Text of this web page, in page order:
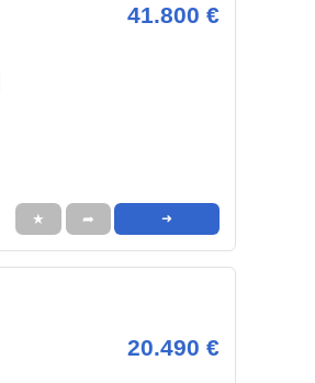
41.800 €
★ ➦ ➜
20.490 €